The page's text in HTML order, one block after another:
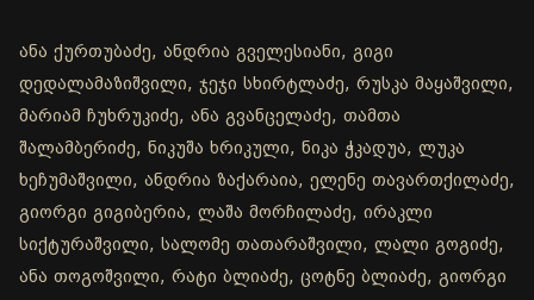
ანა ქურთუბაძე, ანდრია გველესიანი, გიგი
დედალამაზიშვილი, ჯეჯი სხირტლაძე, რუსკა მაყაშვილი,
მარიამ ჩუხრუკიძე, ანა გვანცელაძე, თამთა
შალამბერიძე, ნიკუშა ხრიკული, ნიკა ჭკადუა, ლუკა
ხეჩუმაშვილი, ანდრია ზაქარაია, ელენე თავართქილაძე,
გიორგი გიგიბერია, ლაშა მორჩილაძე, ირაკლი
სიქტურაშვილი, სალომე თათარაშვილი, ლალი გოგიძე,
ანა თოგოშვილი, რატი ბლიაძე, ცოტნე ბლიაძე, გიორგი